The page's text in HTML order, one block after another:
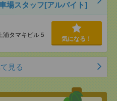
場スタッフ[アルバイト]
タマキビル５
気になる！
見る